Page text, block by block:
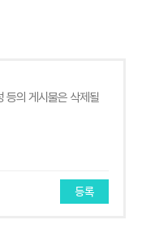
등록